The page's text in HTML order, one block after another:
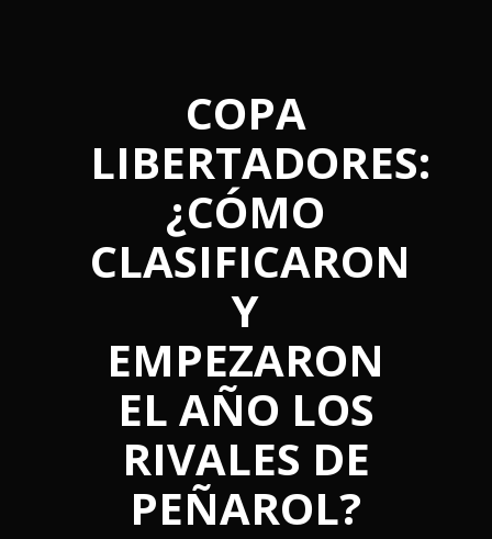
COPA
LIBERTADORES:
¿CÓMO
CLASIFICARON
Y
EMPEZARON
EL AÑO LOS
RIVALES DE
PEÑAROL?